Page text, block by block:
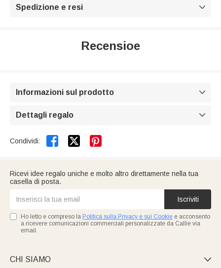
Spedizione e resi 
Recensioe
Informazioni sul prodotto 
Dettagli regalo 
Condividi:  
Ricevi idee regalo uniche e molto altro direttamente nella tua
casella di posta.
Iscriviti
Ho letto e compreso la Politica sulla Privacy e sui Cookie e acconsento
a ricevere comunicazioni commerciali personalizzate da Callie via
email.
CHI SIAMO 